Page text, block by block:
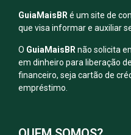
GuiaMaisBR é um site de
que visa informar e auxiliar
O GuiaMaisBR não solicita
em dinheiro para liberação
financeiro, seja cartão de
empréstimo.